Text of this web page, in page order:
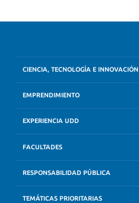
CIENCIA, TECNOLOGÍA E INNOVACIÓN
EMPRENDIMIENTO
EXPERIENCIA UDD
FACULTADES
RESPONSABILIDAD PÚBLICA
TEMÁTICAS PRIORITARIAS